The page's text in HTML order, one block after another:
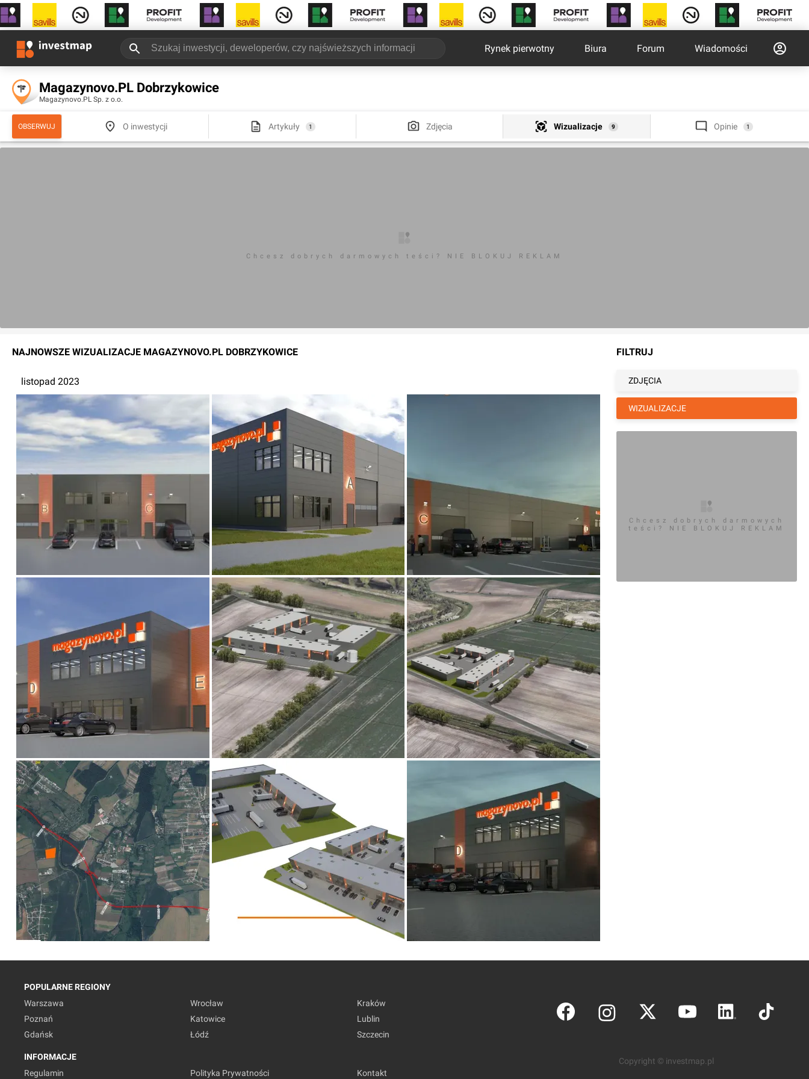
Rynek pierwotny Biura Forum Wiadomości
Magazynovo.PL Dobrzykowice
Magazynovo.PL Sp. z o.o.
OBSERWUJ O inwestycji Artykuły 1 Zdjęcia Wizualizacje 9 Opinie 1
Chcesz dobrych darmowych teści? NIE BLOKUJ REKLAM
NAJNOWSZE WIZUALIZACJE MAGAZYNOVO.PL DOBRZYKOWICE
listopad 2023
FILTRUJ
ZDJĘCIA
WIZUALIZACJE
Chcesz dobrych darmowych
teści? NIE BLOKUJ REKLAM
POPULARNE REGIONY
Warszawa
Wrocław
Kraków
Poznań
Katowice
Lublin
Gdańsk
Łódź Szczecin
INFORMACJE
Regulamin
Polityka Prywatności Kontakt
Copyright © investmap.pl